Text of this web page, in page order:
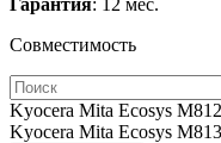
Совместимость
Kyocera Mita Ecosys
Kyocera Mita Ecosys